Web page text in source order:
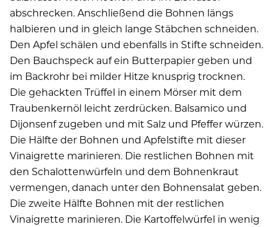
abschrecken. Anschließend die Bohnen längs
halbieren und in gleich lange Stäbchen schneiden.
Den Apfel schälen und ebenfalls in Stifte schneiden.
Den Bauchspeck auf ein Butterpapier geben und
im Backrohr bei milder Hitze knusprig trocknen.
Die gehackten Trüffel in einem Mörser mit dem
Traubenkernöl leicht zerdrücken. Balsamico und
Dijonsenf zugeben und mit Salz und Pfeffer würzen.
Die Hälfte der Bohnen und Apfelstifte mit dieser
Vinaigrette marinieren. Die restlichen Bohnen mit
den Schalottenwürfeln und dem Bohnenkraut
vermengen, danach unter den Bohnensalat geben.
Die zweite Hälfte Bohnen mit der restlichen
Vinaigrette marinieren. Die Kartoffelwürfel in wenig